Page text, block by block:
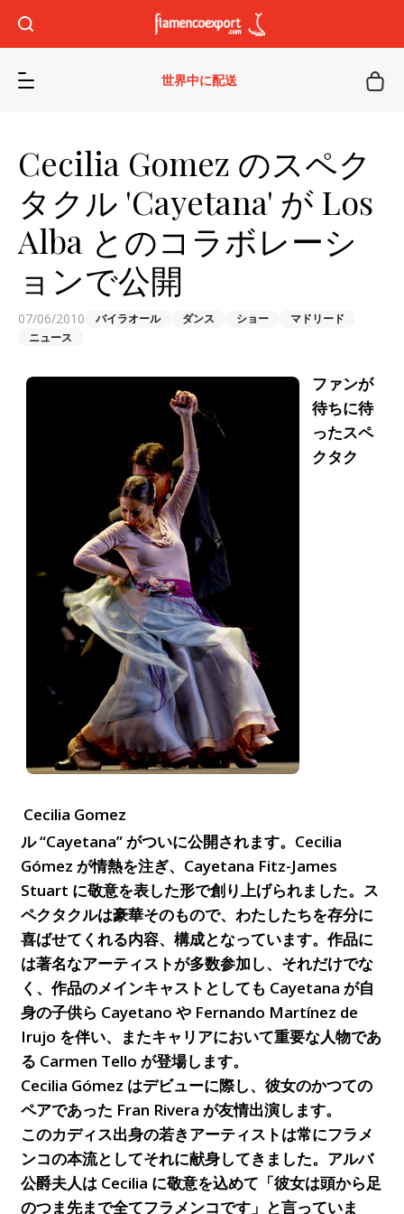
世界中に配送
Cecilia Gomez のスペク
タクル 'Cayetana' が Los
Alba とのコラボレーシ
ョンで公開
07/06/2010 バイラオール ダンス ショー
マドリード
ニュース
Cecilia Gomez
ファンが
待ちに待
ったスペ
クタク
ル “Cayetana” がついに公開されます。Cecilia
Gómez が情熱を注ぎ、Cayetana Fitz-James
Stuart に敬意を表した形で創り上げられました。ス
ペクタクルは豪華そのもので、わたしたちを存分に
喜ばせてくれる内容、構成となっています。作品に
は著名なアーティストが多数参加し、それだけでな
く、作品のメインキャストとしても Cayetana が自
身の子供ら Cayetano や Fernando Martínez de
Irujo を伴い、またキャリアにおいて重要な人物であ
る Carmen Tello が登場します。
Cecilia Gómez はデビューに際し、彼女のかつての
ペアであった Fran Rivera が友情出演します。
このカディス出身の若きアーティストは常にフラメ
ンコの本流としてそれに献身してきました。アルバ
公爵夫人は Cecilia に敬意を込めて「彼女は頭から足
のつま先まで全てフラメンコです」と言っていま